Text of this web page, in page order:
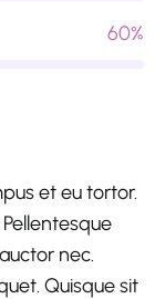
60%
et eu tortor.
nec.
Quisque sit